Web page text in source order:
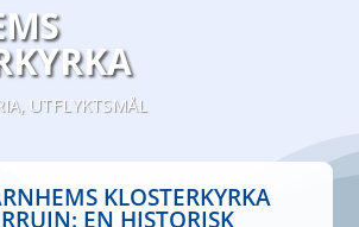
, UTFLYKTSMÅL
KLOSTERKYRKA
EN HISTORISK